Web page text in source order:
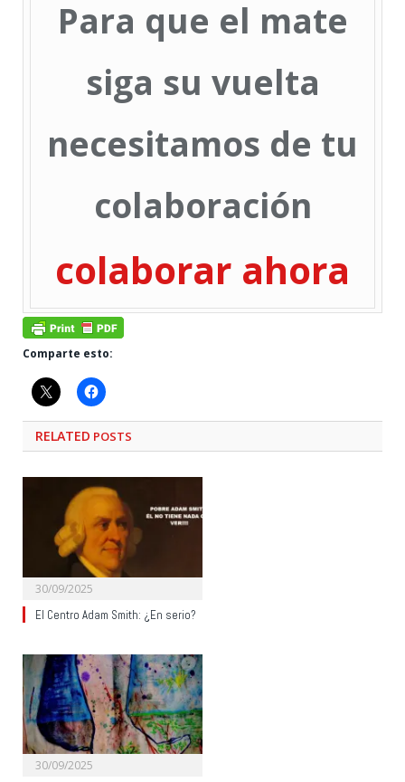
Para que el mate
siga su vuelta
necesitamos de tu
colaboración
colaborar ahora
Comparte esto:
RELATED POSTS
30/09/2025
El Centro Adam Smith: ¿En serio?
30/09/2025